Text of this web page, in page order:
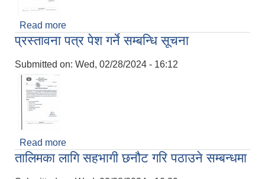
Read more
सम्बन्धी सूचना । (दोस्रो पटक प्रकाशित मितिः
प्रस्तावना पत्र पेश गर्ने सम्बन्धि सूचना
Submitted on: Wed, 02/28/2024 - 16:12
Read more
तालिमका लागि सहभागी छनौट गरि पठाउने सम्बन्धमा